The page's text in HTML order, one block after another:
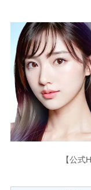
【公式